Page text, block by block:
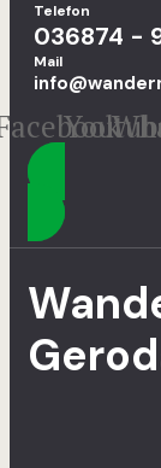
Telefon
036874 -
Mail